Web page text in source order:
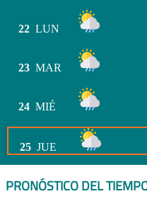
22 LUN
23 MAR
24 MIÉ
25 JUE
PRONÓSTICO DEL